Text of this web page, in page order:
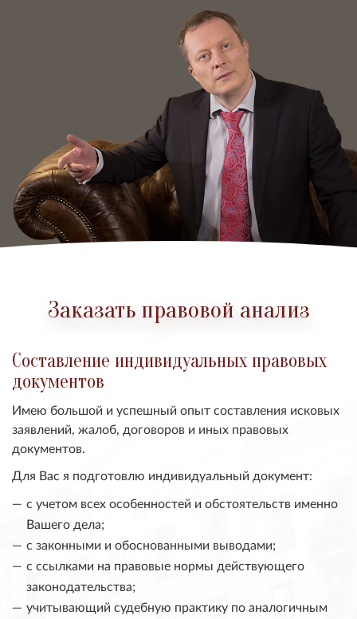
Заказать правовой анализ
Составление индивидуальных правовых
документов
Имею большой и успешный опыт составления исковых
заявлений, жалоб, договоров и иных правовых
документов.
Для Вас я подготовлю индивидуальный документ:
с учетом всех особенностей и обстоятельств именно
Вашего дела;
с законными и обоснованными выводами;
с ссылками на правовые нормы действующего
законодательства;
учитывающий судебную практику по аналогичным